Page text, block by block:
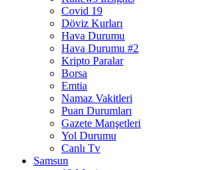
Covid 19
Döviz Kurları
Hava Durumu
Hava Durumu #2
Kripto Paralar
Borsa
Emtia
Namaz Vakitleri
Puan Durumları
Gazete Manşetleri
Yol Durumu
Canlı Tv
Samsun